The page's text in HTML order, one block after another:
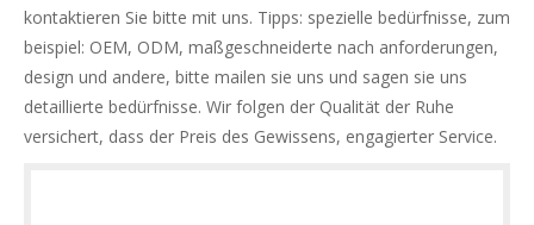
kontaktieren Sie bitte mit uns. Tipps: spezielle bedürfnisse, zum
beispiel: OEM, ODM, maßgeschneiderte nach anforderungen,
design und andere, bitte mailen sie uns und sagen sie uns
detaillierte bedürfnisse. Wir folgen der Qualität der Ruhe
versichert, dass der Preis des Gewissens, engagierter Service.